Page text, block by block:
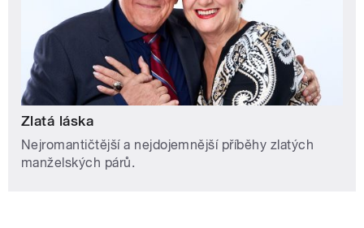
Zlatá láska
Nejromantičtější a nejdojemnější příběhy zlatých
manželských párů.